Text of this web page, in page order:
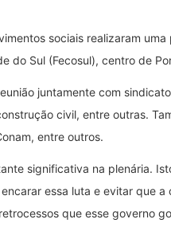
sociais realizaram
do Sul (Fecosul), centro de
juntamente com
civil, entre outras.
entre outros.
significativa na plenária.
essa luta e evitar que
que esse governo